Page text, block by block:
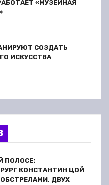
«МУЗЕЙНАЯ
СОЗДАТЬ
ИСКУССТВА
ПОЛОСЕ:
КОНСТАНТИН ЦОЙ
ДВУХ